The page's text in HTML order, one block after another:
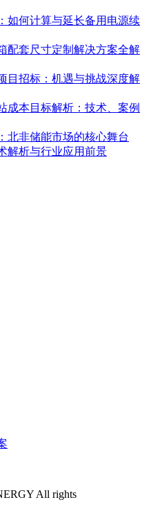
如何计算与延长备用电源续
配套尺寸定制解决方案全解
目招标：机遇与挑战深度解
成本目标解析：技术、案例
北非储能市场的核心舞台
解析与行业应用前景
All rights